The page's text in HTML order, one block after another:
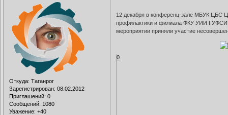
Откуда: Таганрог
Зарегистрирован: 08.02.2012
Приглашений: 0
Сообщений: 1080
Уважение: +40
12 декабря в конференц-зале МБУК ЦБС
профилактики и филиала ФКУ УИИ
мероприятии приняли участие
0